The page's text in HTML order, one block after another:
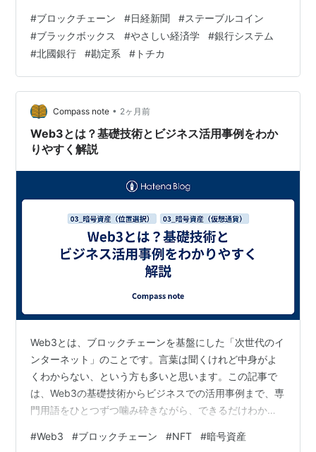
記事はこう綺麗にまとめています。 「伝統的な金融機関
が、この分散型技術をいいとこ取りして融合していく」
しかし、元SEの視点から言わせてください。 現場はそん
なに甘いものではありません。 現行の銀行システムは、
昭和40年代から50年代（1970〜1980年代）に作られま
した。 日…
#ブロックチェーン #日経新聞 #ステーブルコイン
#ブラックボックス #やさしい経済学 #銀行システム
#北國銀行 #勘定系 # トチカ
Compass note • 2ヶ月前
Web3とは？基礎技術とビジネス活用事例をわか
りやすく解説
Web3とは、ブロックチェーンを基盤にした「次世代のイ
ンターネット」のことです。言葉は聞くけれど中身がよ
くわからない、という方も多いと思います。この記事で
は、Web3の基礎技術からビジネスでの活用事例まで、専
門用語をひとつずつ噛み砕きながら、できるだけわかり
き・所有」で整理します Web3を支える主要技術をやさ
#Web3 #ブロックチェーン #NFT #暗号資産